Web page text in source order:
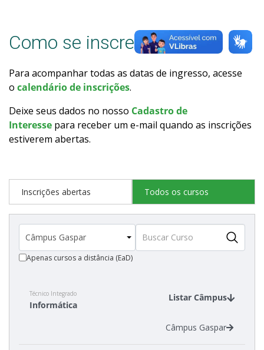
Transferências e Retornos
Provas e Gabaritos
Estatísticas dos Processos Seletivos
Como se inscrever
Para acompanhar todas as datas de ingresso, acesse
o calendário de inscrições.
Deixe seus dados no nosso Cadastro de
Interesse para receber um e-mail quando as inscrições
estiverem abertas.
Inscrições abertas Todos os cursos
Apenas cursos a distância (EaD)
Técnico Integrado
Informática
Listar Câmpus
Câmpus Gaspar